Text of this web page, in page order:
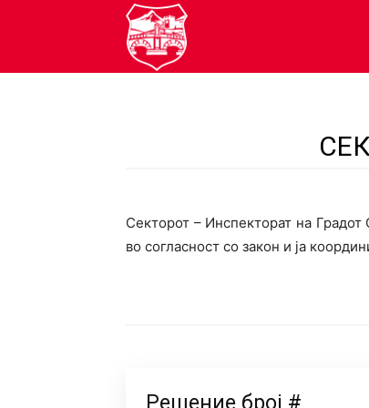
resenija.mk
Секторот – Инспекторат на
во согласност со закон и ја
Решение број #